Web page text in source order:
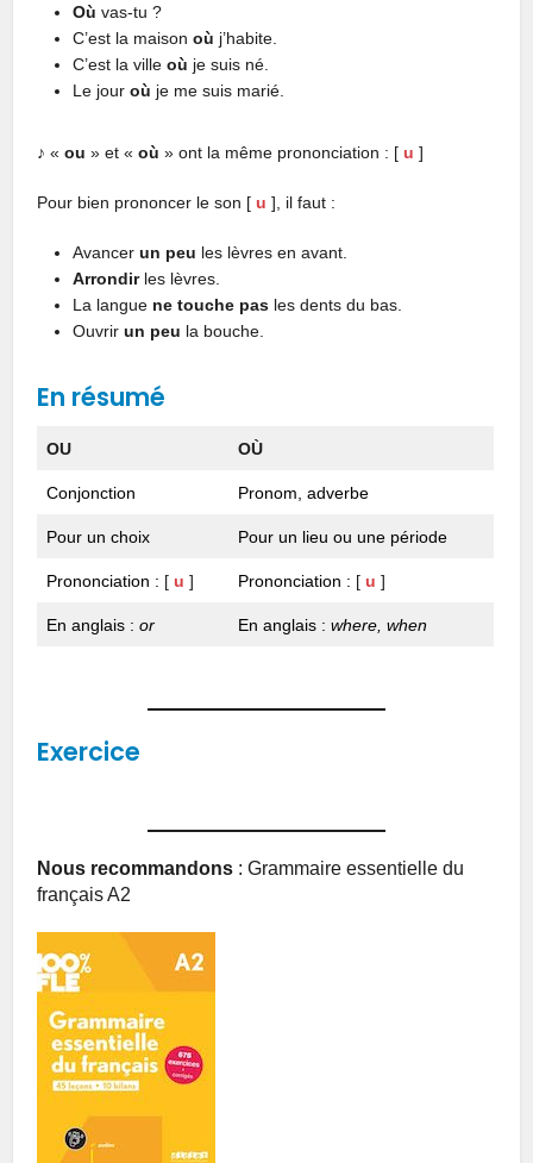
Où vas-tu ?
C’est la maisonoù j’habite.
C’est la villeoù je suis né.
Le jouroù je me suis marié.
♪ «ou » et «où » ont la même prononciation : [u ]
Pour bien prononcer le son [u ], il faut :
Avancerun peu les lèvres en avant.
Arrondirles lèvres.
La langue ne touche pas les dents du bas.
Ouvrirun peu la bouche.
En résumé
OU OÙ
Conjonction Pronom, adverbe
Pour un choix Pour un lieu ou une période
Prononciation : [u ] Prononciation : [u ]
En anglais :or En anglais : where, when
Exercice
Nous recommandons : Grammaire essentielle du
français A2